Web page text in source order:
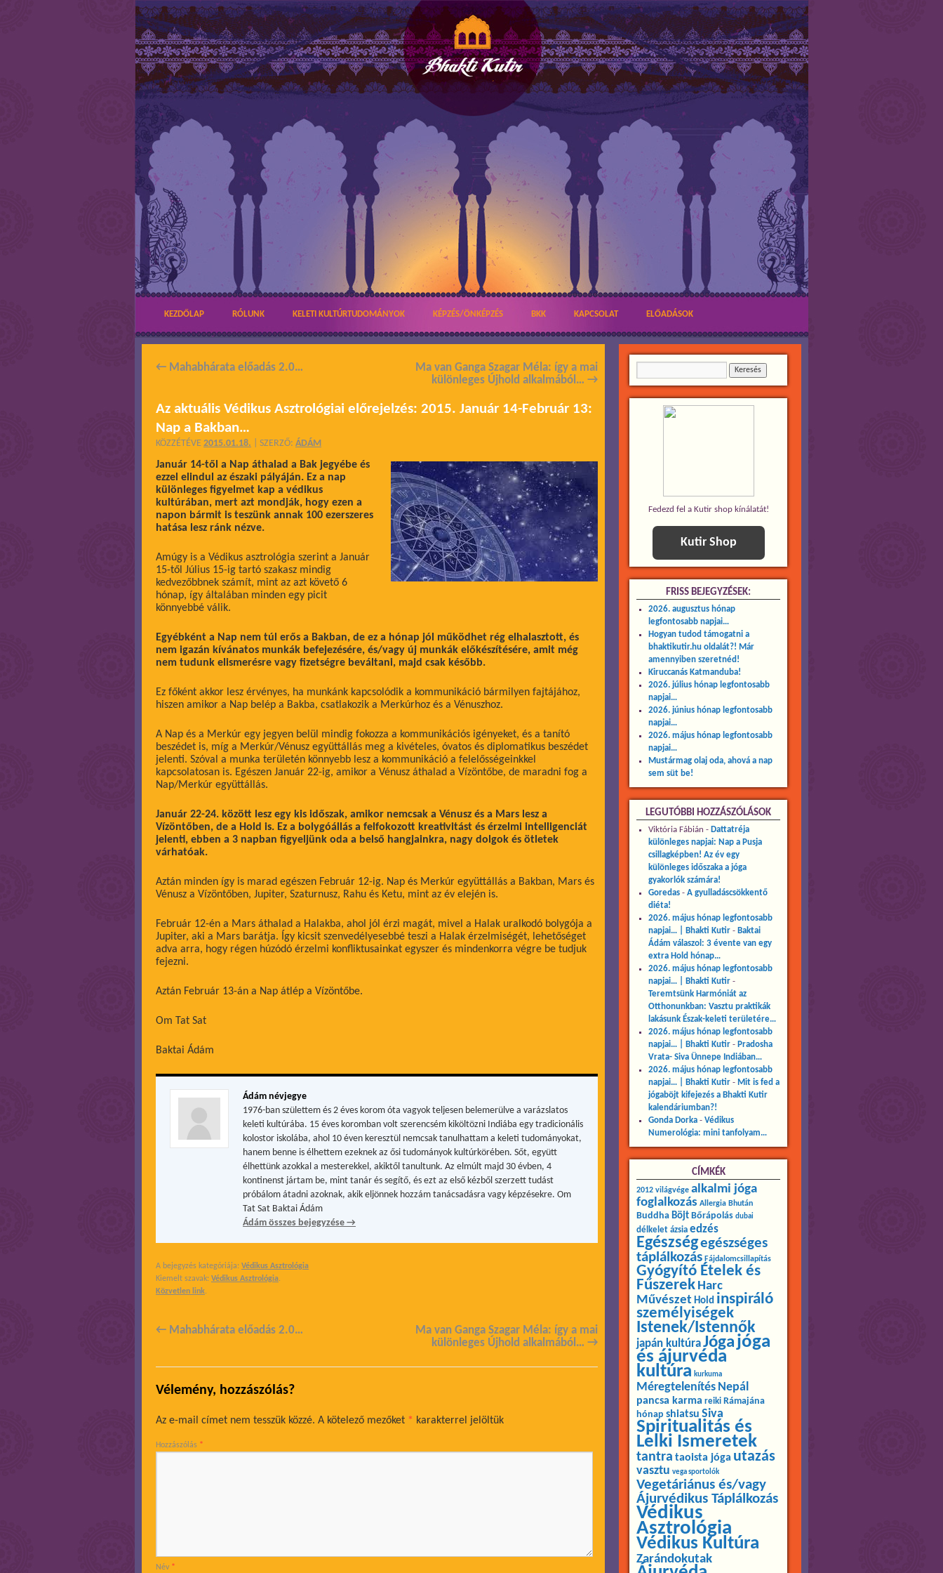
KEZDŐLAP RÓLUNK KELETI KULTÚRTUDOMÁNYOK KÉPZÉS/ÖNKÉPZÉS BKK KAPCSOLAT ELŐADÁSOK
← Mahabhárata előadás 2.0…
Ma van Ganga Szagar Méla: így a mai
különleges Újhold alkalmából… →
Az aktuális Védikus Asztrológiai előrejelzés: 2015. Január 14-Február 13:
Nap a Bakban…
KÖZZÉTÉVE 2015.01.18. SZERZŐ: ÁDÁM
Január 14-től a Nap áthalad a Bak jegyébe és
ezzel elindul az északi pályáján. Ez a nap
különleges figyelmet kap a védikus
kultúrában, mert azt mondják, hogy ezen a
napon bármit is teszünk annak 100 ezerszeres
hatása lesz ránk nézve.
Amúgy is a Védikus asztrológia szerint a Január
15-től Július 15-ig tartó szakasz mindig
kedvezőbbnek számít, mint az azt követő 6
hónap, így általában minden egy picit
könnyebbé válik.
Egyébként a Nap nem túl erős a Bakban, de ez a hónap jól működhet rég elhalasztott, és
nem igazán kívánatos munkák befejezésére, és/vagy új munkák előkészítésére, amit még
nem tudunk elismerésre vagy fizetségre beváltani, majd csak később.
Ez főként akkor lesz érvényes, ha munkánk kapcsolódik a kommunikáció bármilyen fajtájához,
hiszen amikor a Nap belép a Bakba, csatlakozik a Merkúrhoz és a Vénuszhoz.
A Nap és a Merkúr egy jegyen belül mindig fokozza a kommunikációs igényeket, és a tanító
beszédet is, míg a Merkúr/Vénusz együttállás meg a kivételes, óvatos és diplomatikus beszédet
jelenti. Szóval a munka területén könnyebb lesz a kommunikáció a felelősségeinkkel
kapcsolatosan is. Egészen Január 22-ig, amikor a Vénusz áthalad a Vízöntőbe, de maradni fog a
Nap/Merkúr együttállás.
Január 22-24. között lesz egy kis időszak, amikor nemcsak a Vénusz és a Mars lesz a
Vízöntőben, de a Hold is. Ez a bolygóállás a felfokozott kreativitást és érzelmi intelligenciát
jelenti, ebben a 3 napban figyeljünk oda a belső hangjainkra, nagy dolgok és ötletek
várhatóak.
Aztán minden így is marad egészen Február 12-ig. Nap és Merkúr együttállás a Bakban, Mars és
Vénusz a Vízöntőben, Jupiter, Szaturnusz, Rahu és Ketu, mint az év elején is.
Február 12-én a Mars áthalad a Halakba, ahol jól érzi magát, mivel a Halak uralkodó bolygója a
Jupiter, aki a Mars barátja. Így kicsit szenvedélyesebbé teszi a Halak érzelmiségét, lehetőséget
adva arra, hogy régen húzódó érzelmi konfliktusainkat egyszer és mindenkorra végre be tudjuk
fejezni.
Aztán Február 13-án a Nap átlép a Vízöntőbe.
Om Tat Sat
Baktai Ádám
Ádám névjegye
1976-ban születtem és 2 éves korom óta vagyok teljesen belemerülve a varázslatos
keleti kultúrába. 15 éves koromban volt szerencsém kiköltözni Indiába egy tradicionális
kolostor iskolába, ahol 10 éven keresztül nemcsak tanulhattam a keleti tudományokat,
hanem benne is élhettem ezeknek az ősi tudományok kultúrkörében. Sőt, együtt
élhettünk azokkal a mesterekkel, akiktől tanultunk. Az elmúlt majd 30 évben, 4
kontinenst jártam be, mint tanár és segítő, és ezt az első kézből szerzett tudást
próbálom átadni azoknak, akik eljönnek hozzám tanácsadásra vagy képzésekre. Om
Tat Sat Baktai Ádám
Ádám összes bejegyzése →
A bejegyzés kategóriája: Védikus Asztrológia
Kiemelt szavak: Védikus Asztrológia.
Közvetlen link.
← Mahabhárata előadás 2.0…
Ma van Ganga Szagar Méla: így a mai
különleges Újhold alkalmából… →
Vélemény, hozzászólás?
Az e-mail címet nem tesszük közzé. A kötelező mezőket * karakterrel jelöltük
Hozzászólás *
Név *
Fedezd fel a Kutir shop kínálatát!
Kutir Shop
FRISS BEJEGYZÉSEK:
2026. augusztus hónap
legfontosabb napjai…
Hogyan tudod támogatni a
bhaktikutir.hu oldalát?! Már
amennyiben szeretnéd!
Kiruccanás Katmanduba!
2026. július hónap legfontosabb
napjai…
2026. június hónap legfontosabb
napjai…
2026. május hónap legfontosabb
napjai…
Mustármag olaj oda, ahová a nap
sem süt be!
LEGUTÓBBI HOZZÁSZÓLÁSOK
Viktória Fábián - Dattatréja
különleges napjai: Nap a Pusja
csillagképben! Az év egy
különleges időszaka a jóga
gyakorlók számára!
Goredas- A gyulladáscsökkentő
diéta!
2026. május hónap legfontosabb
napjai… | Bhakti Kutir- Baktai
Ádám válaszol: 3 évente van egy
extra Hold hónap…
2026. május hónap legfontosabb
napjai… | Bhakti Kutir-
Teremtsünk Harmóniát az
Otthonunkban: Vasztu praktikák
lakásunk Észak-keleti területére…
2026. május hónap legfontosabb
napjai… | Bhakti Kutir- Pradosha
Vrata- Siva Ünnepe Indiában…
2026. május hónap legfontosabb
napjai… | Bhakti Kutir- Mit is fed a
jógaböjt kifejezés a Bhakti Kutir
kalendáriumban?!
Gonda Dorka- Védikus
Numerológia: mini tanfolyam…
CÍMKÉK
2012 világvége alkalmi jóga
foglalkozás Allergia Bhután
Buddha Böjt Bőrápolás dubai
délkelet ázsia edzés
Egészségegészséges
táplálkozás Fájdalomcsillapítás
Gyógyító Ételek és
Fűszerek Harc
Művészet Hold inspiráló
személyiségek
Istenek/Istennők
japán kultúraJóga jóga
és ájurvéda
kultúra kurkuma
Méregtelenítés Nepál
pancsa karma reiki Rámajána
hónap shiatsu Siva
Spiritualitás és
Lelki Ismeretek
tantra taoista jóga utazás
vasztu vega sportolók
Vegetáriánus és/vagy
Ájurvédikus Táplálkozás
Védikus
Asztrológia
Védikus Kultúra
Zarándokutak